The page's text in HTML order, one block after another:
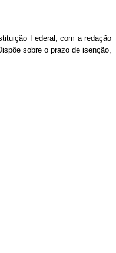
Federal, com a redação
sobre o prazo de isenção,